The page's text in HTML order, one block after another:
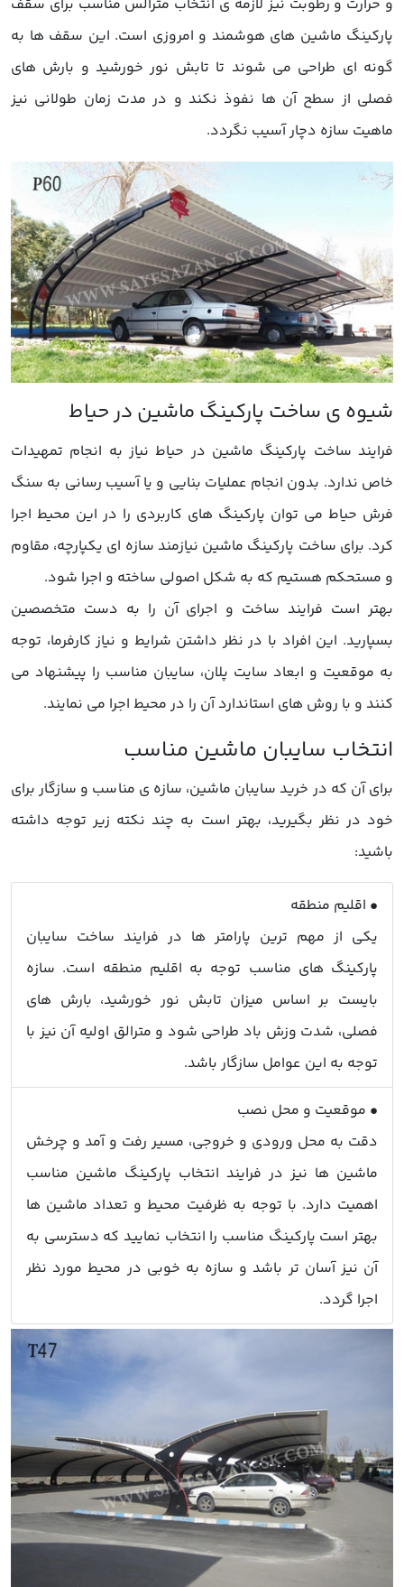
و حرارت و رطوبت نیز لازمه ی انتخاب مترالس مناسب برای سقف
پارکینگ ماشین های هوشمند و امروزی است. این سقف ها به
گونه ای طراحی می شوند تا تابش نور خورشید و بارش های
فصلی از سطح آن ها نفوذ نکند و در مدت زمان طولانی نیز
ماهیت سازه دچار آسیب نگردد.
فرایند ساخت پارکینگ ماشین در حیاط نیاز به انجام تمهیدات
خاص ندارد. بدون انجام عملیات بنایی و یا آسیب رسانی به سنگ
فرش حیاط می توان پارکینگ های کاربردی را در این محیط اجرا
کرد. برای ساخت پارکینگ ماشین نیازمند سازه ای یکپارچه، مقاوم
و مستحکم هستیم که به شکل اصولی ساخته و اجرا شود.
بهتر است فرایند ساخت و اجرای آن را به دست متخصصین
بسپارید. این افراد با در نظر داشتن شرایط و نیاز کارفرما، توجه
به موقعیت و ابعاد سایت پلان، سایبان مناسب را پیشنهاد می
کنند و با روش های استاندارد آن را در محیط اجرا می نمایند.
برای آن که در خرید سایبان ماشین، سازه ی مناسب و سازگار برای
خود در نظر بگیرید، بهتر است به چند نکته زیر توجه داشته
باشید:
• اقلیم منطقه
یکی از مهم ترین پارامتر ها در فرایند ساخت سایبان
پارکینگ های مناسب توجه به اقلیم منطقه است. سازه
بایست بر اساس میزان تابش نور خورشید، بارش های
فصلی، شدت وزش باد طراحی شود و مترالق اولیه آن نیز با
توجه به این عوامل سازگار باشد.
• موقعیت و محل نصب
دقت به محل ورودی و خروجی، مسیر رفت و آمد و چرخش
ماشین ها نیز در فرایند انتخاب پارکینگ ماشین مناسب
اهمیت دارد. با توجه به ظرفیت محیط و تعداد ماشین ها
بهتر است پارکینگ مناسب را انتخاب نمایید که دسترسی به
آن نیز آسان تر باشد و سازه به خوبی در محیط مورد نظر
اجرا گردد.